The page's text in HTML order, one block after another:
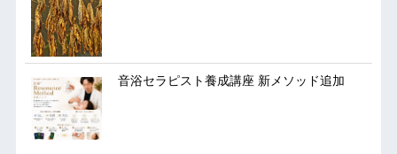
音浴セラピスト養成講座 新メソッド追加